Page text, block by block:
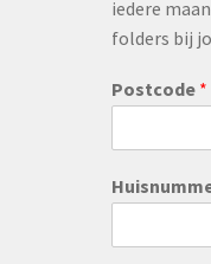
iedere
folders bij
Postcode *